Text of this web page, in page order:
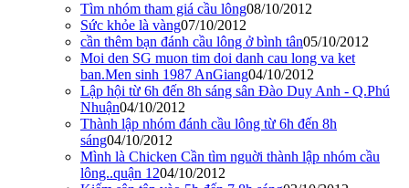
Tìm nhóm tham giá cầu lông08/10/2012
Sức khỏe là vàng07/10/2012
cần thêm bạn đánh cầu lông ở bình tân05/10/2012
Moi den SG muon tim doi danh cau long va ket
ban.Men sinh 1987 AnGiang04/10/2012
Lập hội từ 6h đến 8h sáng sân Đào Duy Anh - Q.Phú
Nhuận04/10/2012
Thành lập nhóm đánh cầu lông từ 6h đến 8h
sáng04/10/2012
Mình là Chicken Cần tìm nguời thành lập nhóm cầu
lông..quận 1204/10/2012